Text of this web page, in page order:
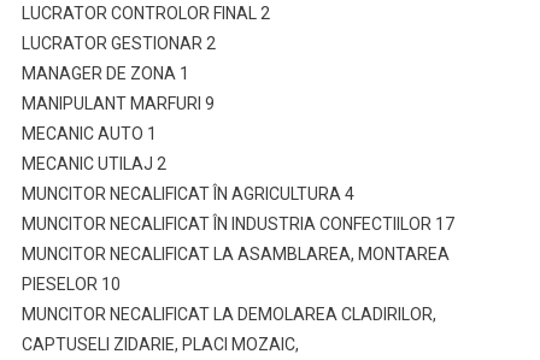
LUCRATOR CONTROLOR FINAL 2
LUCRATOR GESTIONAR 2
MANAGER DE ZONA 1
MANIPULANT MARFURI 9
MECANIC AUTO 1
MECANIC UTILAJ 2
MUNCITOR NECALIFICAT ÎN AGRICULTURA 4
MUNCITOR NECALIFICAT ÎN INDUSTRIA CONFECTIILOR 17
MUNCITOR NECALIFICAT LA ASAMBLAREA, MONTAREA
PIESELOR 10
MUNCITOR NECALIFICAT LA DEMOLAREA CLADIRILOR,
CAPTUSELI ZIDARIE, PLACI MOZAIC,